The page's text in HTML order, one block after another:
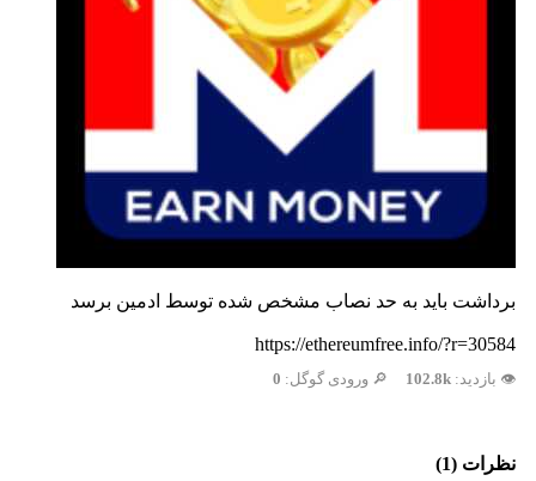
برداشت باید به حد نصاب مشخص شده توسط ادمین برسد
https://ethereumfree.info/?r=30584
👁️ بازدید: 102.8k 🔎 ورودی گوگل: 0
نظرات (1)